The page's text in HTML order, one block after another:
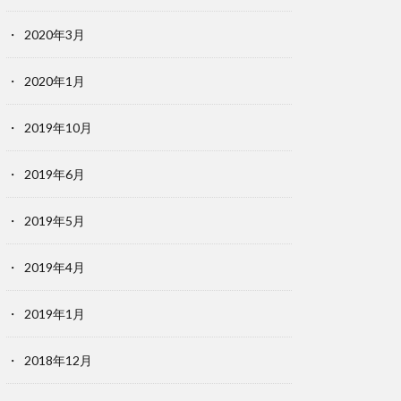
2020年3月
2020年1月
2019年10月
2019年6月
2019年5月
2019年4月
2019年1月
2018年12月